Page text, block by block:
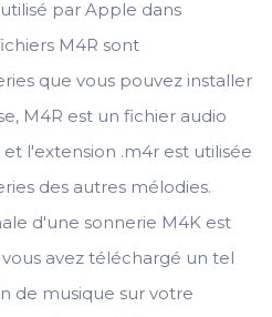
par Apple dans
M4R sont
que vous pouvez installer
M4R est un fichier audio
et l'extension .m4r est utilisée
des autres mélodies.
d'une sonnerie M4K est
avez téléchargé un tel
de musique sur votre